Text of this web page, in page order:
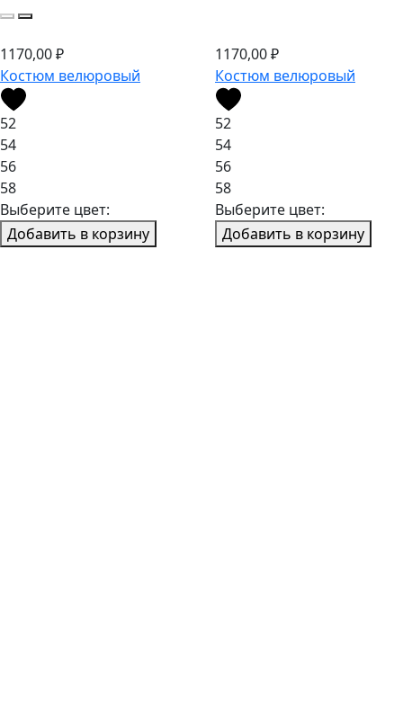
1170,00₽
Костюм велюровый
52
54
56
58
Выберите цвет:
Добавить в корзину
1170,00₽
Костюм велюровый
52
54
56
58
Выберите цвет:
Добавить в корзину